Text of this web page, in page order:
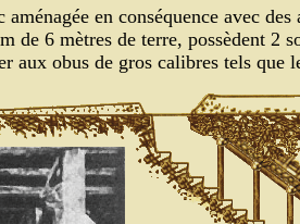
aménagée en conséquence avec
de 6 mètres de terre, possèdent 2
aux obus de gros calibres tels que